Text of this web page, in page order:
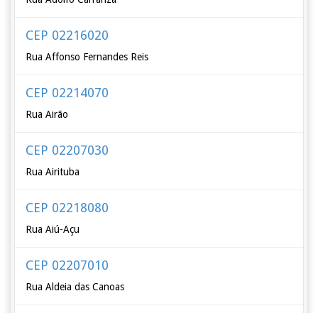
CEP 02216020
Rua Affonso Fernandes Reis
CEP 02214070
Rua Airão
CEP 02207030
Rua Airituba
CEP 02218080
Rua Aiú-Açu
CEP 02207010
Rua Aldeia das Canoas